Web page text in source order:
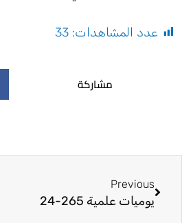
عدد المشاهدات: 33
مشاركة
Previous
يوميات علمية 265-24